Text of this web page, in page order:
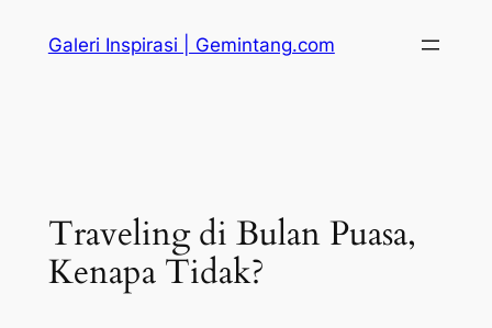
Galeri Inspirasi | Gemintang.com
Traveling di Bulan Puasa,
Kenapa Tidak?